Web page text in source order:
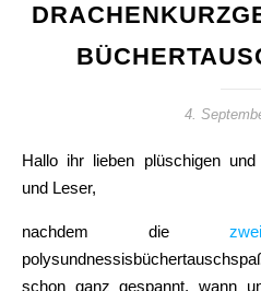
4.
Hallo ihr lieben plüschigen und nicht-plüschigen Leserinnen
und Leser,
nachdem die
schon ganz gespannt, wann